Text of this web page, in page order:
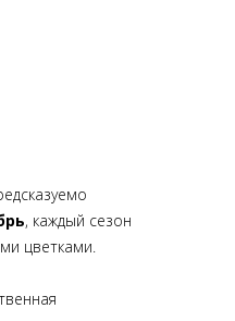
, каждый сезон
цветками.